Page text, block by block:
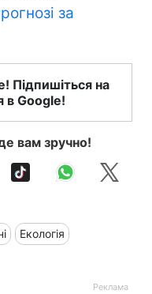
за
Підпишіться на
в Google!
вам зручно!
Екологія